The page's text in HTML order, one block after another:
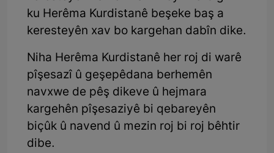
ku Herêma Kurdistanê beşeke baş a
keresteyên xav bo kargehan dabîn dike.
Niha Herêma Kurdistanê her roj di warê
pîşesazî û geşepêdana berhemên
navxwe de pêş dikeve û hejmara
kargehên pîşesaziyê bi qebareyên
biçûk û navend û mezin roj bi roj bêhtir
dibe.